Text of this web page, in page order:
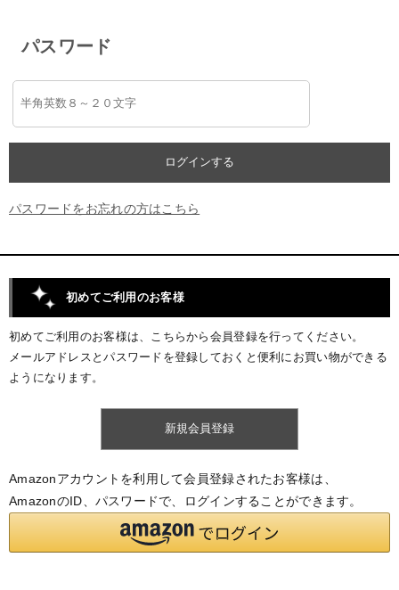
パスワード
パスワードをお忘れの方はこちら
初めてご利用のお客様
初めてご利用のお客様は、こちらから会員登録を行ってください。
メールアドレスとパスワードを登録しておくと便利にお買い物ができる
ようになります。
Amazonアカウントを利用して会員登録されたお客様は、
AmazonのID、パスワードで、ログインすることができます。